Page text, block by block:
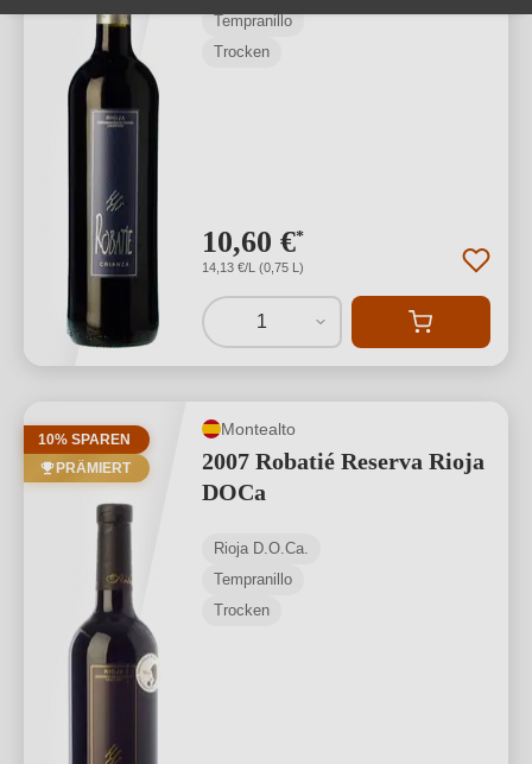
Tempranillo
Trocken
10,60 €*
14,13 €/L (0,75 L)
1
10% SPAREN
PRÄMIERT
Montealto
2007 Robatié Reserva Rioja
DOCa
Rioja D.O.Ca.
Tempranillo
Trocken